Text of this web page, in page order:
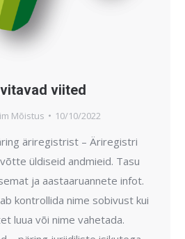
viited
Mõistus 10/10/2022
äriregistrist – Äriregistri
üldiseid andmieid. Tasu
ja aastaaruannete infot.
kontrollida nime sobivust kui
luua või nime vahetada.